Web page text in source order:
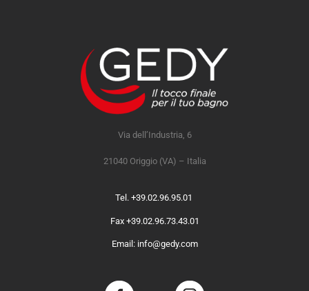
Via dell’Industria, 6
21040 Origgio (VA) – Italia
Tel. +39.02.96.95.01
Fax +39.02.96.73.43.01
Email: info@gedy.com